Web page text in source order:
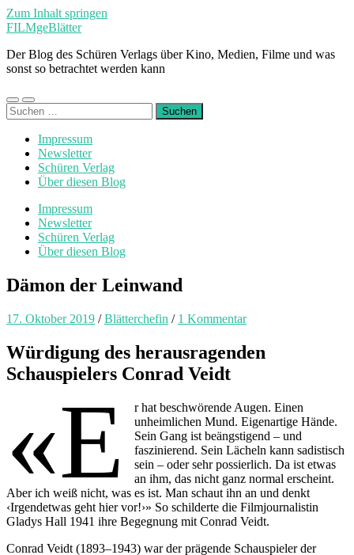
Zum Inhalt springen
FILMgeBlätter
Der Blog des Schüren Verlags über Kino, Medien, Filme und was
sonst so betrachtet werden kann
Mobile-
Menü
Suchfeld
ein-/ausblenden
Suchen
nach:
Impressum
Newsletter
Schüren Verlag
Über diesen Blog
Impressum
Newsletter
Schüren Verlag
Über diesen Blog
Dämon der Leinwand
17. Oktober 2019 /Blätterchefin / 1 Kommentar
Würdigung des herausragenden
Schauspielers Conrad Veidt
«E
r hat beschwörende Augen. Einen
unheimlichen Mund. Eigenartige Hände.
Sein Gang ist beängstigend – und
faszinierend. Sein Lächeln kann sadistisch
sein – oder sehr possierlich. Da ist etwas
an ihm, das nicht ganz normal erscheint.
Aber ich weiß nicht, was es ist. Man schaut ihn an und denkt
‹Irgendetwas geht hier vor!›» So schilderte die Filmjournalistin
Gladys Hall 1941 ihre Begegnung mit Conrad Veidt.
Conrad Veidt (1893–1943) war der prägende Schauspieler der